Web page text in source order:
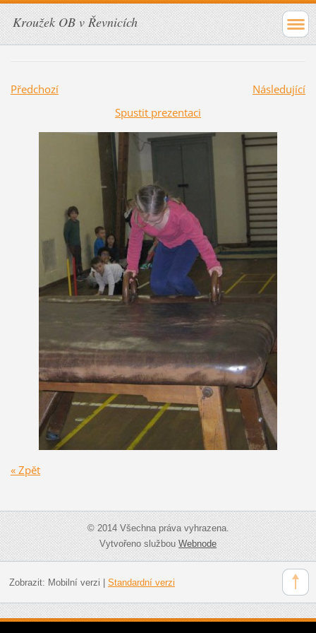
Kroužek OB v Řevnicích
Předchozí
Následující
Spustit prezentaci
« Zpět
© 2014 Všechna práva vyhrazena.
Vytvořeno službouWebnode
Zobrazit: Mobilní verzi Standardní verzi